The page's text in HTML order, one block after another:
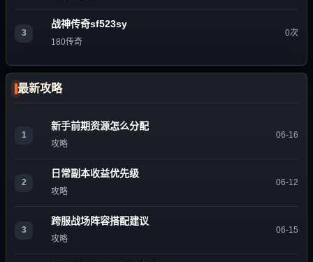
3
战神传奇sf523sy
180传奇
0次
最新攻略
1
新手前期资源怎么分配
攻略
06-16
2
日常副本收益优先级
攻略
06-12
3
跨服战场阵容搭配建议
攻略
06-15